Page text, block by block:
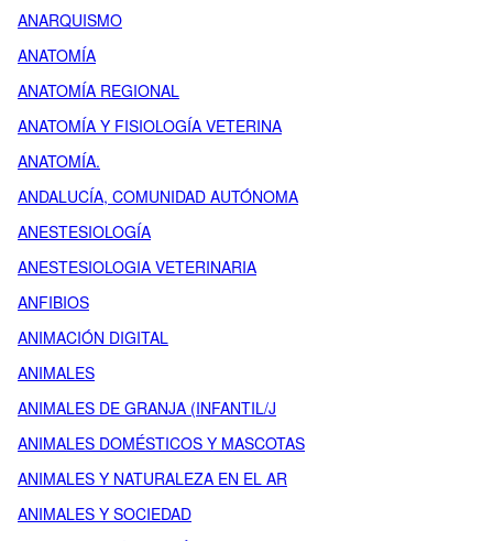
ANARQUISMO
ANATOMÍA
ANATOMÍA REGIONAL
ANATOMÍA Y FISIOLOGÍA VETERINA
ANATOMÍA.
ANDALUCÍA, COMUNIDAD AUTÓNOMA
ANESTESIOLOGÍA
ANESTESIOLOGIA VETERINARIA
ANFIBIOS
ANIMACIÓN DIGITAL
ANIMALES
ANIMALES DE GRANJA (INFANTIL/J
ANIMALES DOMÉSTICOS Y MASCOTAS
ANIMALES Y NATURALEZA EN EL AR
ANIMALES Y SOCIEDAD